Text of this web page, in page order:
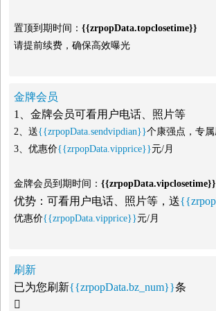
置顶到期时间： {{zrpopData.topclosetime}}
请提前续费，确保高效曝光
金牌会员
1、金牌会员可看用户电话、照片等
2、送{{zrpopData.sendvipdian}}个康强点，专
3、优惠价{{zrpopData.vipprice}}元/月
金牌会员到期时间： {{zrpopData.vipclosetime}}
优势：可看用户电话、照片等，送
优惠价{{zrpopData.vipprice}}元/月
刷新
已为您刷新{{zrpopData.bz_num}}条
